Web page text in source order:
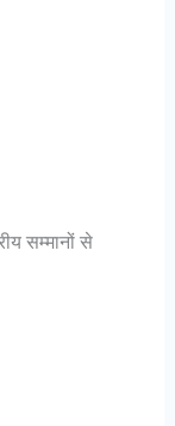
सम्मानों से